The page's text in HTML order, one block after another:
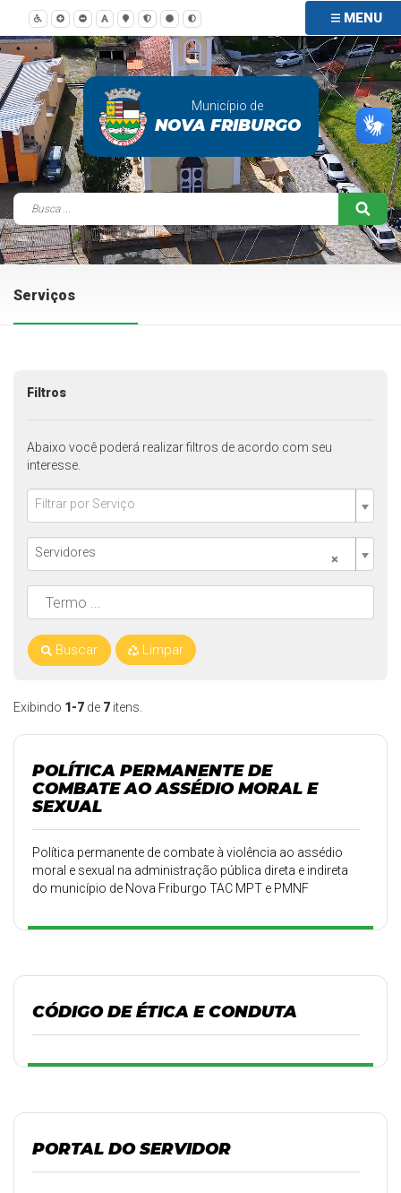
MENU
Município de
NOVA FRIBURGO
Serviços
Exibindo 1-7 de 7 itens.
POLÍTICA PERMANENTE DE
COMBATE AO ASSÉDIO MORAL E
SEXUAL
Política permanente de combate à violência ao assédio
moral e sexual na administração pública direta e indireta
do município de Nova Friburgo TAC MPT e PMNF
CÓDIGO DE ÉTICA E CONDUTA
PORTAL DO SERVIDOR
Filtros
Abaixo você poderá realizar filtros de acordo com seu
interesse.
Filtrar por Serviço
×
Servidores
Buscar Limpar